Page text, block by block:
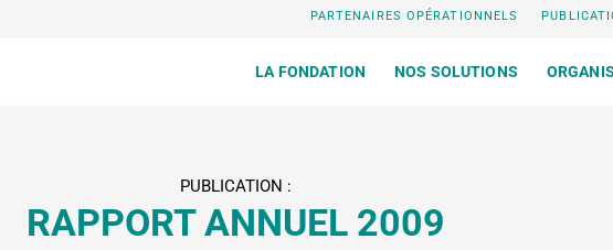
PARTENAIRES OPÉRATIONNELS
LA FONDATION NOS SOLUTIONS
PUBLICATION :
RAPPORT ANNUEL 2009